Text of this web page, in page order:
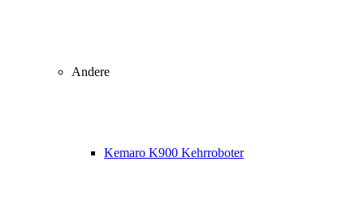
Andere
Kemaro K900 Kehrroboter